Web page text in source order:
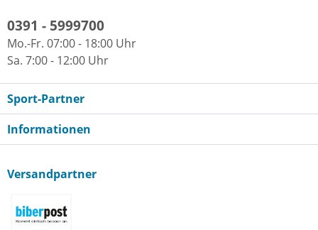
0391 - 5999700
Mo.-Fr. 07:00 - 18:00 Uhr
Sa. 7:00 - 12:00 Uhr
Sport-Partner
Informationen
Versandpartner